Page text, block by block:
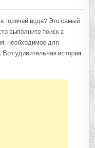
горячей воде? Это самый
выполните поиск в
необходимое для
удивительная история